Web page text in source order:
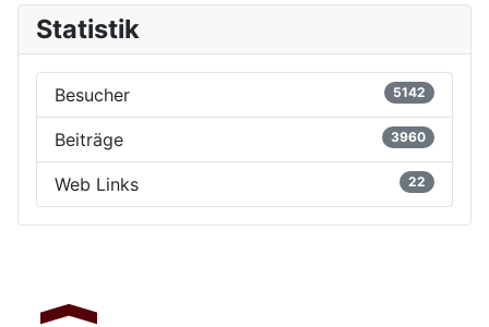
Statistik
Besucher 5142
Beiträge 3960
Web Links 22